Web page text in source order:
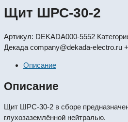
Щит ШРС-30-2
Артикул: DEKADA000-5552
Декада company@dekada-electro.ru
Описание
Описание
Щит ШРС-30-2 в сборе предназначен
глухозаземлённой нейтралью.